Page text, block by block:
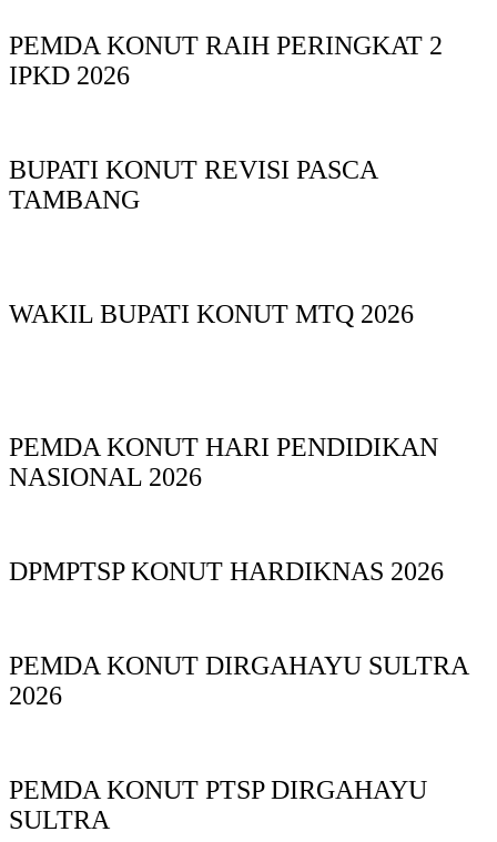
PEMDA KONUT RAIH PERINGKAT 2
IPKD 2026
BUPATI KONUT REVISI PASCA
TAMBANG
WAKIL BUPATI KONUT MTQ 2026
PEMDA KONUT HARI PENDIDIKAN
NASIONAL 2026
DPMPTSP KONUT HARDIKNAS 2026
PEMDA KONUT DIRGAHAYU SULTRA
2026
PEMDA KONUT PTSP DIRGAHAYU
SULTRA